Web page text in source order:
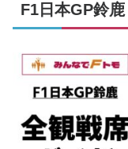
F1日本GP鈴